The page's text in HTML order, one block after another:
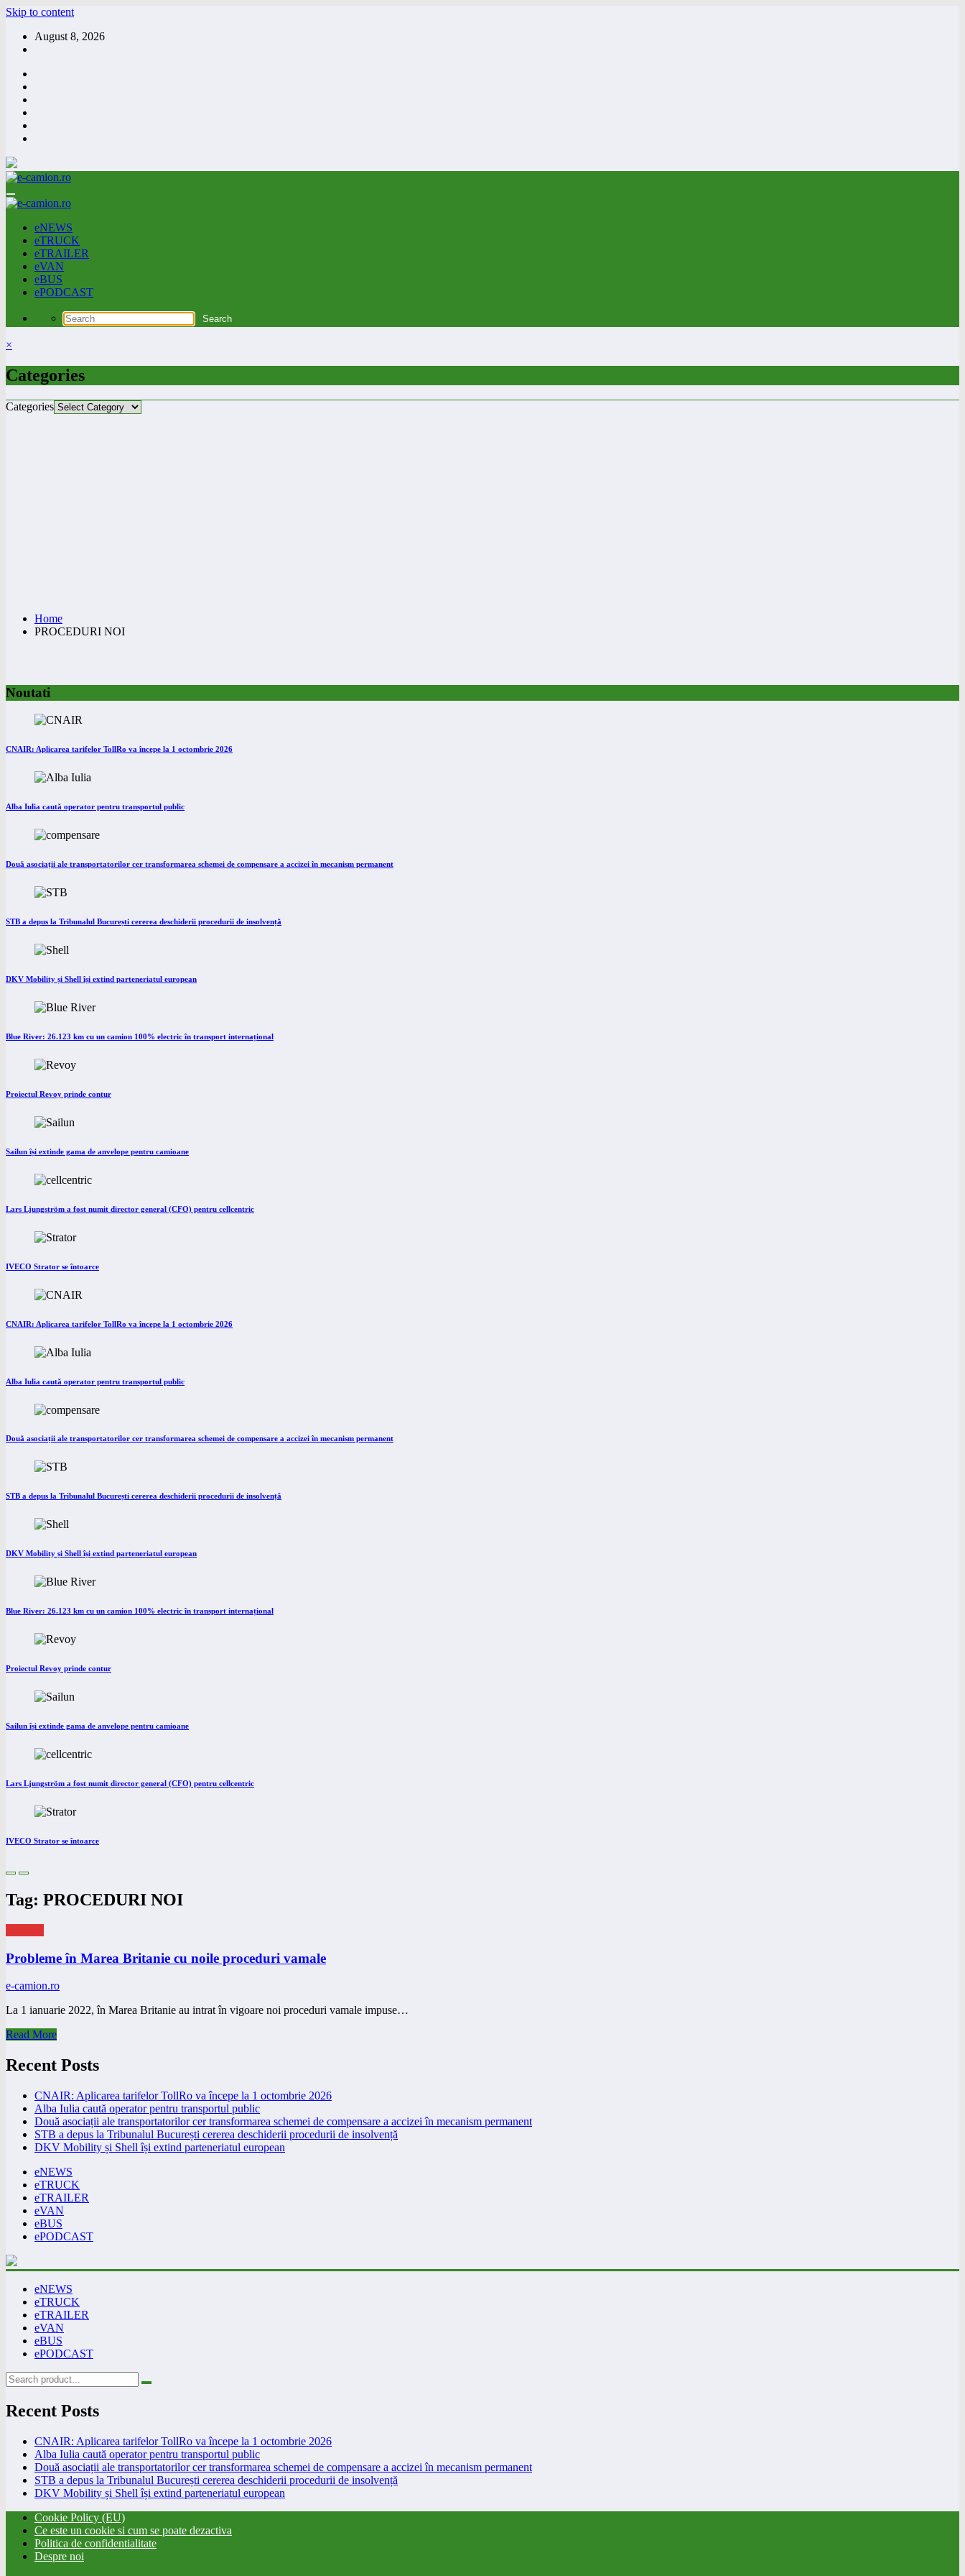
Skip to content
August 8, 2026
eNEWS
eTRUCK
eTRAILER
eVAN
eBUS
ePODCAST
×
Categories
Categories
Home
PROCEDURI NOI
Noutati
CNAIR: Aplicarea tarifelor TollRo va începe la 1 octombrie 2026
Alba Iulia caută operator pentru transportul public
Două asociații ale transportatorilor cer transformarea schemei de compensare a accizei în mecanism permanent
STB a depus la Tribunalul București cererea deschiderii procedurii de insolvență
DKV Mobility și Shell își extind parteneriatul european
Blue River: 26.123 km cu un camion 100% electric în transport internațional
Proiectul Revoy prinde contur
Sailun își extinde gama de anvelope pentru camioane
Lars Ljungström a fost numit director general (CFO) pentru cellcentric
IVECO Strator se întoarce
CNAIR: Aplicarea tarifelor TollRo va începe la 1 octombrie 2026
Alba Iulia caută operator pentru transportul public
Două asociații ale transportatorilor cer transformarea schemei de compensare a accizei în mecanism permanent
STB a depus la Tribunalul București cererea deschiderii procedurii de insolvență
DKV Mobility și Shell își extind parteneriatul european
Blue River: 26.123 km cu un camion 100% electric în transport internațional
Proiectul Revoy prinde contur
Sailun își extinde gama de anvelope pentru camioane
Lars Ljungström a fost numit director general (CFO) pentru cellcentric
IVECO Strator se întoarce
Tag: PROCEDURI NOI
Probleme în Marea Britanie cu noile proceduri vamale
e-camion.ro
La 1 ianuarie 2022, în Marea Britanie au intrat în vigoare noi proceduri vamale impuse…
Read More
Recent Posts
CNAIR: Aplicarea tarifelor TollRo va începe la 1 octombrie 2026
Alba Iulia caută operator pentru transportul public
Două asociații ale transportatorilor cer transformarea schemei de compensare a accizei în mecanism permanent
STB a depus la Tribunalul București cererea deschiderii procedurii de insolvență
DKV Mobility și Shell își extind parteneriatul european
eNEWS
eTRUCK
eTRAILER
eVAN
eBUS
ePODCAST
eNEWS
eTRUCK
eTRAILER
eVAN
eBUS
ePODCAST
Recent Posts
CNAIR: Aplicarea tarifelor TollRo va începe la 1 octombrie 2026
Alba Iulia caută operator pentru transportul public
Două asociații ale transportatorilor cer transformarea schemei de compensare a accizei în mecanism permanent
STB a depus la Tribunalul București cererea deschiderii procedurii de insolvență
DKV Mobility și Shell își extind parteneriatul european
Cookie Policy (EU)
Ce este un cookie si cum se poate dezactiva
Politica de confidentialitate
Despre noi